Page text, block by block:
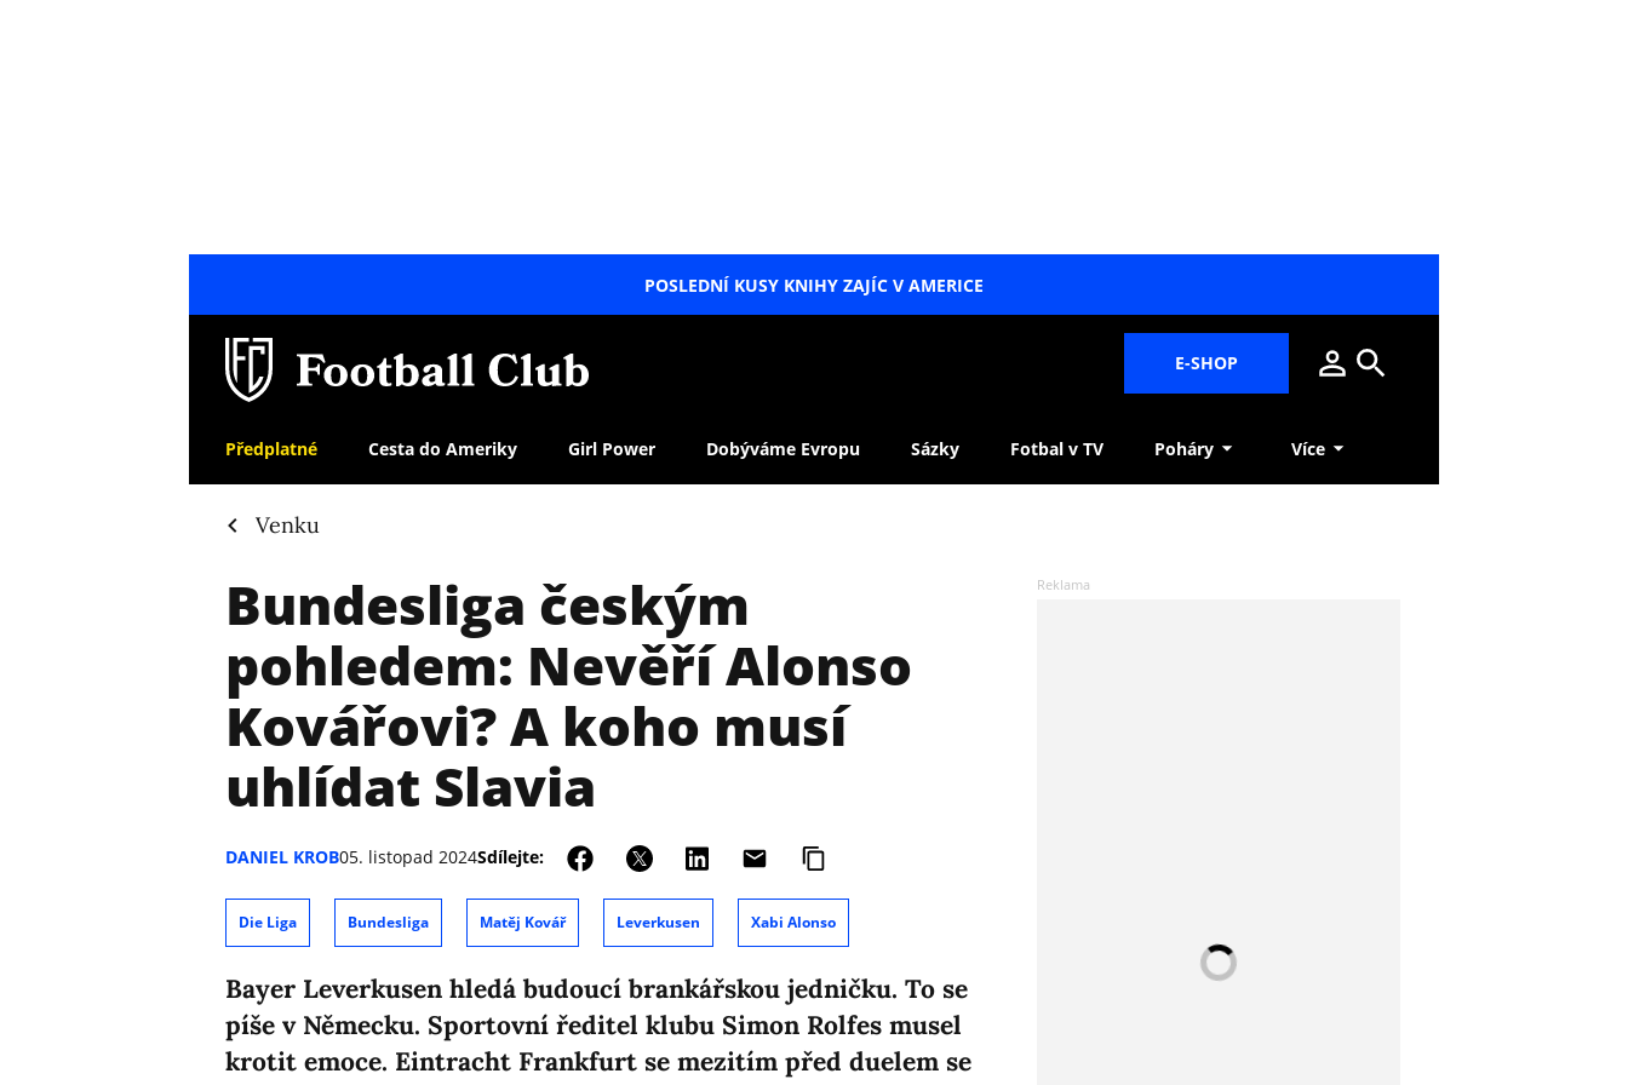
POSLEDNÍ KUSY KNIHY ZAJÍC V AMERICE
E-SHOP
Předplatné Cesta do Ameriky Girl Power Dobýváme Evropu Sázky Fotbal v TV Poháry Více
Venku
Bundesliga českým
pohledem: Nevěří Alonso
Kovářovi? A koho musí
uhlídat Slavia
DANIEL KROB05. listopad 2024Sdílejte:
Die Liga Bundesliga Matěj Kovář Leverkusen Xabi Alonso
Bayer Leverkusen hledá budoucí brankářskou jedničku. To se
píše v Německu. Sportovní ředitel klubu Simon Rolfes musel
krotit emoce. Eintracht Frankfurt se mezitím před duelem se